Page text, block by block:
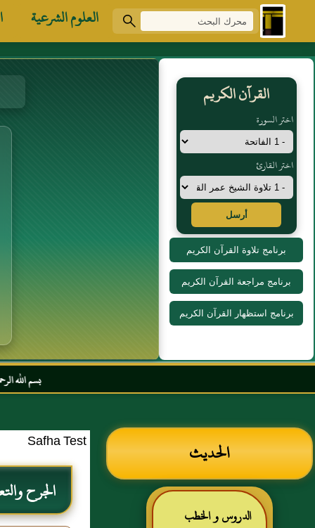
العلوم الشرعية
القرآن الكريم
اختر السورة
اختر القارئ
أرسل
برنامج تلاوة القرآن الكريم
برنامج مراجعة القرآن الكريم
برنامج استظهار القرآن الكريم
بسم الله الرحمن الرحيم
الحديث
الدروس و الخطب
Safha Test
الجرح